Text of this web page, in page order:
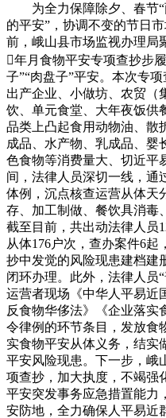
为全力保障除夕、春节“
的平安”，协调不变的节日
前，峨山县市场监视办理局
年月食物平安专项查抄步
子”“肉盘子”平安。本次专
出产企业、小做坊、农贸（
饮、单元食堂、大年夜饭供
品类上凸起食用动物油、散
成品、水产物、乳成品、婴
色食物等消费量大、切近平
间，法律人员深切一线，通
体例，沉点核查运营从体天
存、加工制做、餐饮具消毒
截至目前，共出动法律人员
从体176户次，查办案件6起
抄中发觉的风险现患建档建
闭环办理。此外，法律人员
运营者现场《中华人平易近
反食物华侈法》《企业落实
令律例的环节条目，发放食
实食物平安从体义务，结实
平安风险现患。下一步，峨
项查抄，加大执度，不竭强
平安突发事务应急措置能力
安防地，全力确保人平易近